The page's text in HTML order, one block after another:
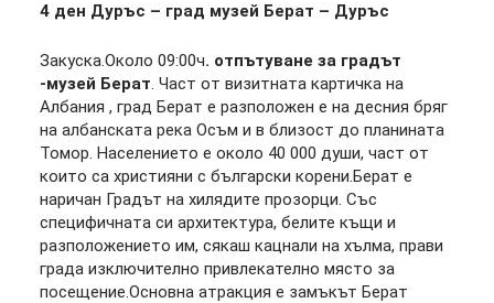
4 ден Дуръс – град музей Берат – Дуръс
Закуска.Около 09:00ч. отпътуване за градът
-музей Берат. Част от визитната картичка на
Албания , град Берат е разположен е на десния бряг
на албанската река Осъм и в близост до планината
Томор. Населението е около 40 000 души, част от
които са християни с български корени.Берат е
наричан Градът на хилядите прозорци. Със
специфичната си архитектура, белите къщи и
разположението им, сякаш кацнали на хълма, прави
града изключително привлекателно място за
посещение.Основна атракция е замъкът Берат